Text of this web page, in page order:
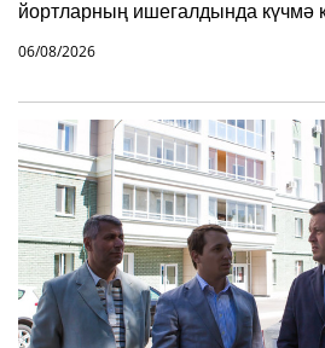
йортларның ишегалдында күчмә
06/08/2026